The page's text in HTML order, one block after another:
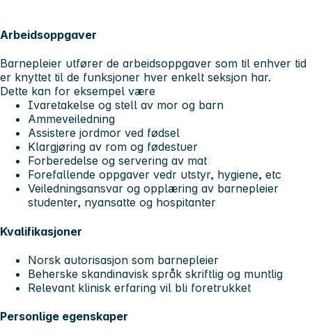
Arbeidsoppgaver
Barnepleier utfører de arbeidsoppgaver som til enhver tid
er knyttet til de funksjoner hver enkelt seksjon har.
Dette kan for eksempel være
Ivaretakelse og stell av mor og barn
Ammeveiledning
Assistere jordmor ved fødsel
Klargjøring av rom og fødestuer
Forberedelse og servering av mat
Forefallende oppgaver vedr utstyr, hygiene, etc
Veiledningsansvar og opplæring av barnepleier
studenter, nyansatte og hospitanter
Kvalifikasjoner
Norsk autorisasjon som barnepleier
Beherske skandinavisk språk skriftlig og muntlig
Relevant klinisk erfaring vil bli foretrukket
Personlige egenskaper